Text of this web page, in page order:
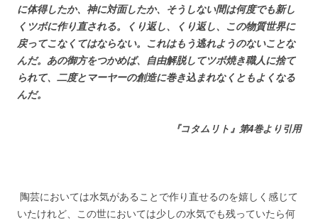
に体得したか、神に対面したか、そうしない間は何度でも新し
くツボに作り直される。くり返し、くり返し、この物質世界に
戻ってこなくてはならない。これはもう逃れようのないことな
んだ。あの御方をつかめば、自由解脱してツボ焼き職人に捨て
られて、二度とマーヤーの創造に巻き込まれなくともよくなる
んだ。
『コタムリト』 第4巻より引用
陶芸においては水気があることで作り直せるのを嬉しく感じて
いたけれど、この世においては少しの水気でも残っていたら何